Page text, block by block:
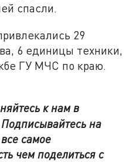
спасли.
29
6 единицы техники,
ГУ МЧС по краю.
к нам в
Подписывайтесь на
самое
чем поделиться с